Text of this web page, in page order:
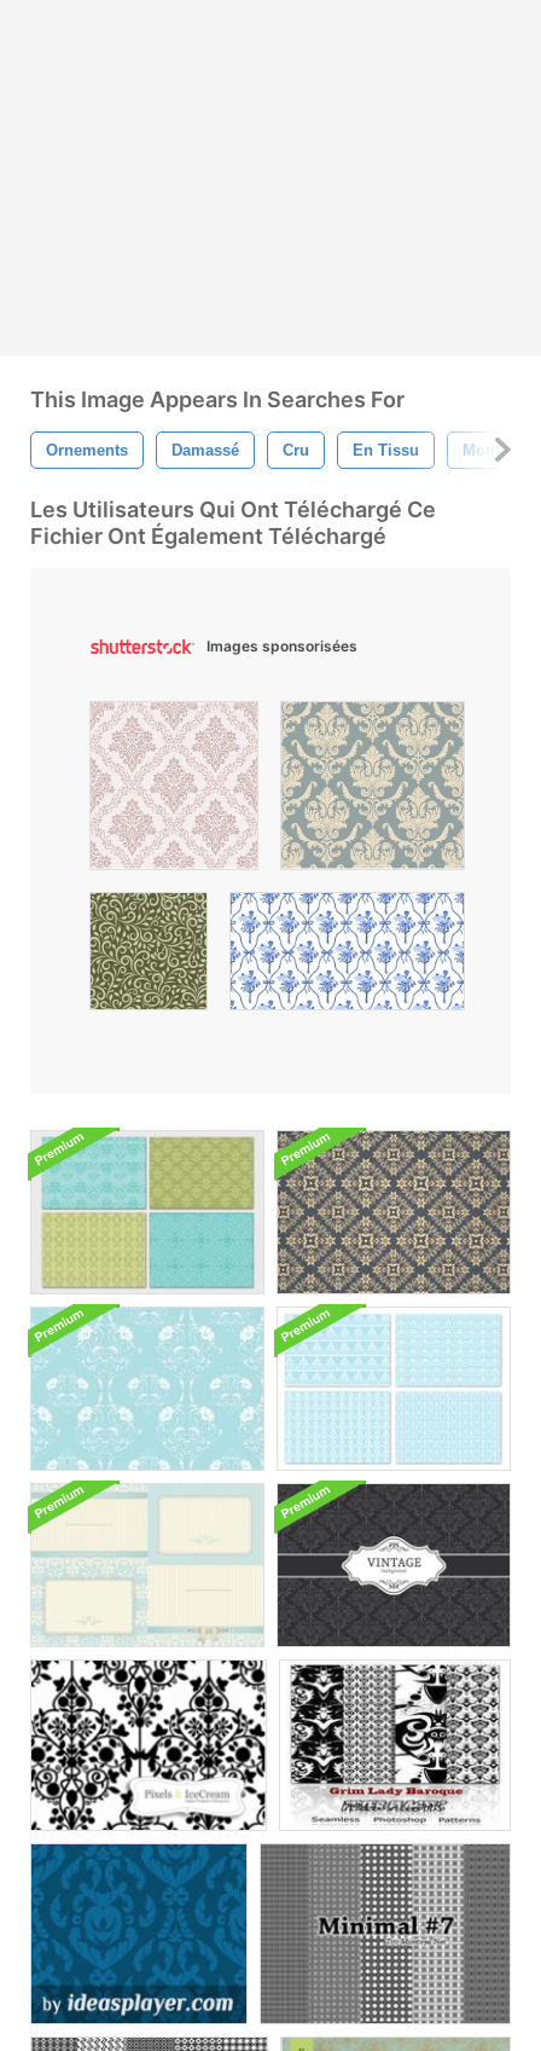
This Image Appears In Searches For
Ornements Damassé Cru En Tissu Motif
Les Utilisateurs Qui Ont Téléchargé Ce
Fichier Ont Également Téléchargé
Images sponsorisées